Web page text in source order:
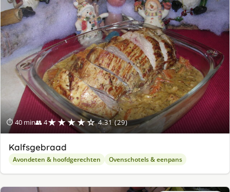
⏱ 40 min👥 4★★★★☆ 4.31 (29)
Kalfsgebraad
Avondeten & hoofdgerechten Ovenschotels & eenpans